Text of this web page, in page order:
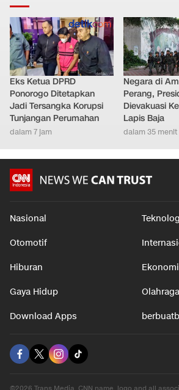
Eks Ketua DPRD
Ponorogo Ditetapkan
Jadi Tersangka Korupsi
Tunjangan Perumahan
dalam 7 jam
Negara di
Perang,
Dievakuasi
Lapis Baja
dalam 35 menit
Nasional
Otomotif
Hiburan Ekonomi
Gaya Hidup Olahraga
Download Apps